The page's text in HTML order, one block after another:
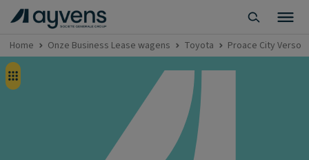
Home Onze Business Lease wagens Toyota Proace City Verso